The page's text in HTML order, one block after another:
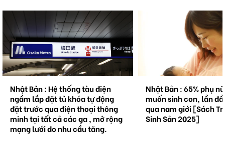
: Hệ thống tàu điện
lắp đặt tủ khóa tự động
qua điện thoại thông
tất cả các ga , mở rộng
lưới do nhu cầu tăng.
Nhật Bản : 65% phụ nữ không
muốn sinh con, lần đầu tiên
qua nam giới [Sách Trắng về
Sinh Sản 2025]